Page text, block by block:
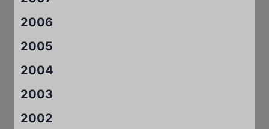
2006
2005
2004
2003
2002